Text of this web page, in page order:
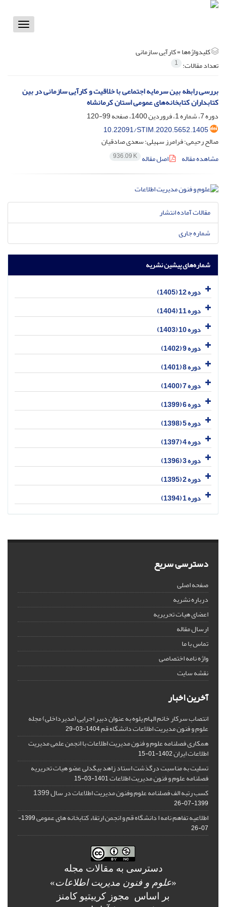
Toggle
کلیدواژه‌ها =کارآیی سازمانی
تعداد مقالات: 1
بررسی رابطه بین سرمایه اجتماعی با خلاقیت و کارآیی سازمانی در بین
کتابداران کتابخانه‌های عمومی استان کرمانشاه
دوره 7، شماره 1، فروردین 1400، صفحه
99-120
10.22091/STIM.2020.5652.1405
صالح رحیمی؛ فرامرز سهیلی؛ سعدی صادقیان
مشاهده مقاله
اصل مقاله 936.09 K
مقالات آماده انتشار
شماره جاری
شماره‌های پیشین نشریه
دوره 12 (1405)
دوره 11 (1404)
دوره 10 (1403)
دوره 9 (1402)
دوره 8 (1401)
دوره 7 (1400)
دوره 6 (1399)
دوره 5 (1398)
دوره 4 (1397)
دوره 3 (1396)
دوره 2 (1395)
دوره 1 (1394)
دسترسی سریع
صفحه اصلی
درباره نشریه
اعضای هیات تحریریه
ارسال مقاله
تماس با ما
واژه نامه اختصاصی
نقشه سایت
آخرین اخبار
انتصاب سرکار خانم الهام یلوه به عنوان دبیر اجرایی (مدیرداخلی) مجله
علوم و فنون مدیریت اطلاعات دانشگاه قم1404-03-29
همکاری فصلنامه علوم و فنون مدیریت اطلاعات با انجمن علمی مدیریت
اطلاعات ایران1402-01-15
تسلیت به مناسبت درگذشت استاد زاهد بیگدلی عضو هیات تحریریه
فصلنامه علوم و فنون مدیریت اطلاعات1401-03-15
کسب رتبه الف فصلنامه علوم وفنون مدیریت اطلاعات در سال 1399
1399-07-26
اطلاعیه تفاهم نامه ا دانشگاه قم و انجمن ارتقاء کتابخانه های عمومی
1399-
07-26
دسترسی به مقالات مجله
«علوم و فنون مدیریت اطلاعات»
بر اساس مجوز کرییتیو کامنز